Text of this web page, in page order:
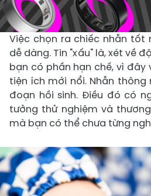
Việc chọn ra chiếc nhẫn tốt
dễ dàng. Tin "xấu" là, xét về
bạn có phần hạn chế, vì
tiện ích mới nổi. Nhẫn
đoạn hồi sinh. Điều đó có
tưởng thử nghiệm và
mà bạn có thể chưa từng